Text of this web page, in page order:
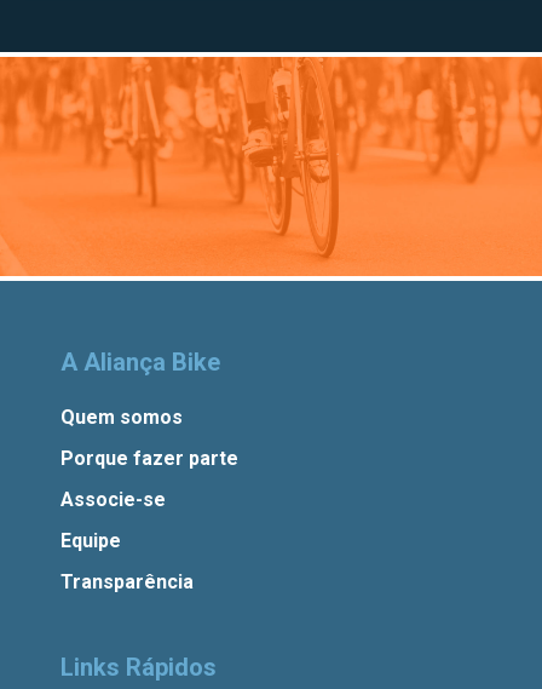
A Aliança Bike
Quem somos
Porque fazer parte
Associe-se
Equipe
Transparência
Links Rápidos